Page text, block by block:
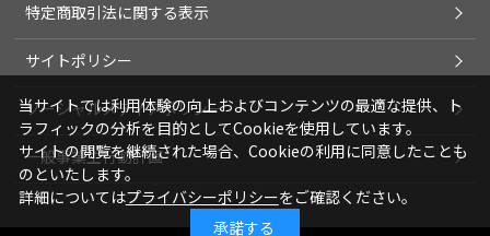
特定商取引法に関する表示
サイトポリシー
ソーシャルメディアポリシー
一般事業主行動計画
当サイトでは利用体験の向上およびコンテンツの最適な提供、ト
ラフィックの分析を目的としてCookieを使用しています。
サイトの閲覧を継続された場合、Cookieの利用に同意したことも
のといたします。
詳細についてはプライバシーポリシーをご確認ください。
承諾する